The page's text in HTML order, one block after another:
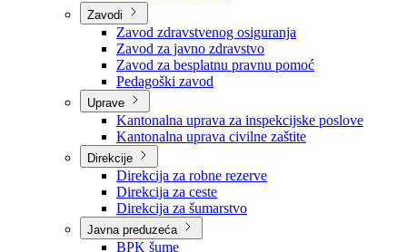
Centar za socijalni rad
Dom za stara i iznemogla lica
Kantonalna bolnica
Zavodi
Zavod zdravstvenog osiguranja
Zavod za javno zdravstvo
Zavod za besplatnu pravnu pomoć
Pedagoški zavod
Uprave
Kantonalna uprava za inspekcijske poslove
Kantonalna uprava civilne zaštite
Direkcije
Direkcija za robne rezerve
Direkcija za ceste